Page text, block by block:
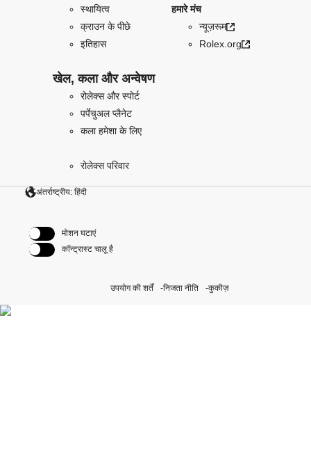
स्थायित्व
क्राउन के पीछे
इतिहास
खेल, कला और अन्वेषण
रोलेक्स और स्पोर्ट
पर्पेचुअल प्लैनेट
कला हमेशा के लिए
रोलेक्स परिवार
हमारे मंच
न्यूज़रूम
Rolex.org
अंतर्राष्ट्रीय: हिंदी
मोशन घटाएं
कॉन्ट्रास्ट चालू है
उपयोग की शर्तें निजता नीति कुकीज़